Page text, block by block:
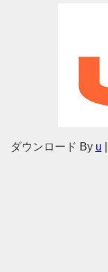
ダウンロード By u